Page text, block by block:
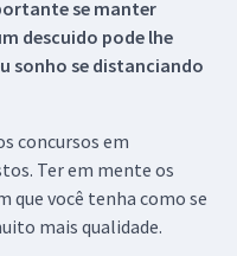
se manter
descuido pode lhe
sonho se distanciando
concursos em
Ter em mente os
que você tenha como se
mais qualidade.